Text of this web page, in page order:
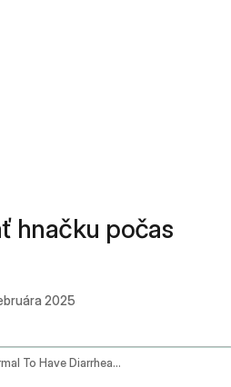
hnačku počas
2025
Is It Normal To Have Diarrhea On A Period